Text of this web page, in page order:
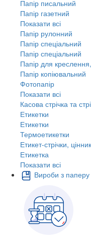
Папір писальний
Папір газетний
Показати всі
Папір рулонний
Папір спеціальний
Папір спеціальний
Папір для
Папір копіювальний
Фотопапір
Показати всі
Касова стрічка та
Етикетки
Етикетки
Термоетикетки
Етикет-стрічки,
Етикетка
Показати всі
Вироби з паперу